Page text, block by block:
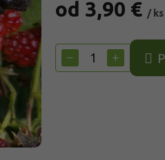
od 3,90 € / ks
cena:
+
−